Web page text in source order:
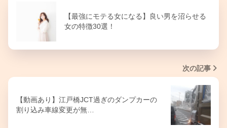
【最強にモテる女になる】良い男を沼らせる
女の特徴30選！
次の記事
【動画あり】江戸橋JCT過ぎのダンプカーの
割り込み車線変更が無…